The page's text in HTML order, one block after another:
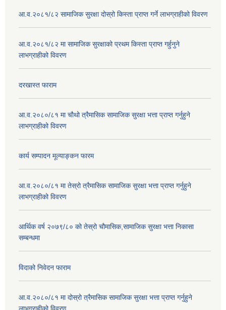
आ.व.२०८१/८२ सामाजिक सुरक्षा दोस्रो किस्ता प्राप्त गर्ने लाभग्राहीको विवरण
आ.व.२०८१/८२ मा सामाजिक सुरक्षाको प्रथम किस्ता प्राप्त गर्हुनुने
लाभग्राहीको विवरण
दरखास्त फाराम
आ.व.२०८०/८१ मा चौथो त्रैमासिक सामाजिक सुरक्षा भत्ता प्राप्त गर्नुहुने
लाभग्राहीको विवरण
कार्य सम्पादन मूल्याङ्कन फारम
आ.व.२०८०/८१ मा तेस्रो त्रैमासिक सामाजिक सुरक्षा भत्ता प्राप्त गर्नुहुने
लाभग्राहीको विवरण
आर्थिक वर्ष २०७९/८० को तेस्रो चौमासिक,सामाजिक सुरक्षा भत्ता निकासा
सम्बन्धमा
विदाको निवेदन फाराम
आ.व.२०८०/८१ मा दोस्रो त्रैमासिक सामाजिक सुरक्षा भत्ता प्राप्त गर्नुहुने